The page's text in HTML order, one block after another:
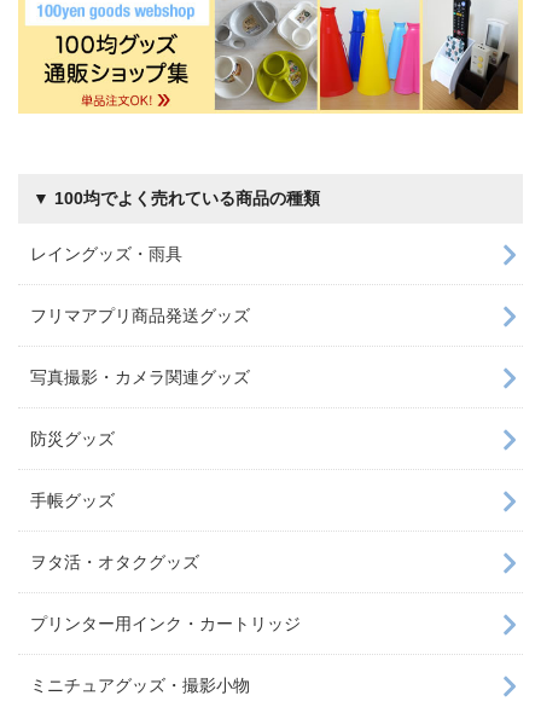
▼ 100均でよく売れている商品の種類
レイングッズ・雨具
フリマアプリ商品発送グッズ
写真撮影・カメラ関連グッズ
防災グッズ
手帳グッズ
ヲタ活・オタクグッズ
プリンター用インク・カートリッジ
ミニチュアグッズ・撮影小物